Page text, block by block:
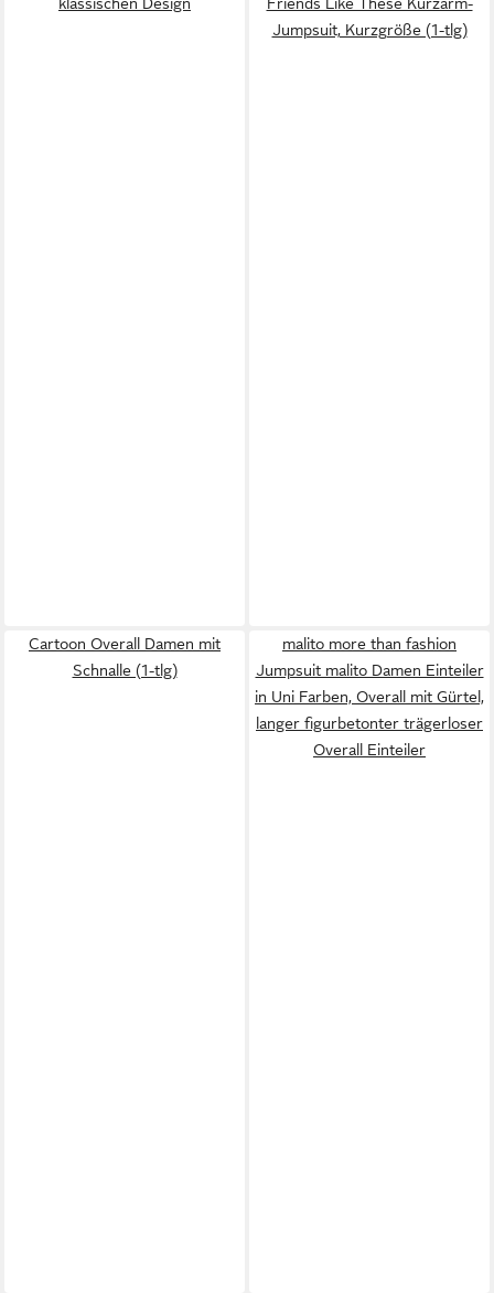
Jumpsuit, Kurzgröße (1-tlg)
Cartoon Overall Damen mit
Schnalle (1-tlg)
malito more than fashion
Jumpsuit malito Damen Einteiler
in Uni Farben, Overall mit Gürtel,
langer figurbetonter trägerloser
Overall Einteiler